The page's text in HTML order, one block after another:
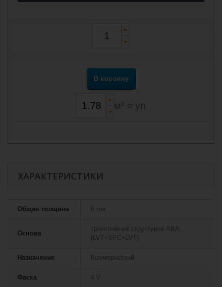
В корзину
м² = уп
ХАРАКТЕРИСТИКИ
Общая толщина 6 мм
Основа
трехслойной структурой ABA
(LVT+SPC+LVT)
Назначение Коммерческий
Фаска 4 V